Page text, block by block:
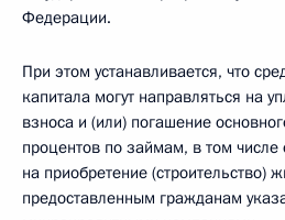
Федерации.
При этом устанавливается, что
капитала могут направляться на
взноса и (или) погашение
процентов по займам, в том
на приобретение (строительство)
предоставленным гражданам